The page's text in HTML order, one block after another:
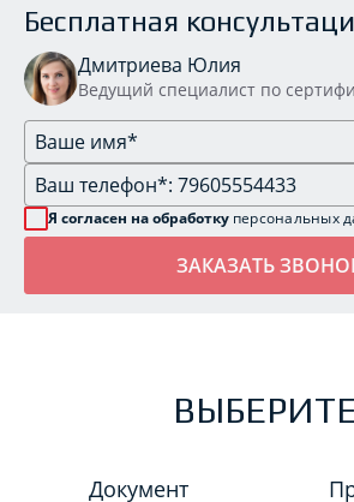
Бесплатная
Дмитриева Юлия
Ведущий специалист по
Я согласен на обработку персональных
Документ